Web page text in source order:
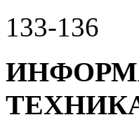
133-136